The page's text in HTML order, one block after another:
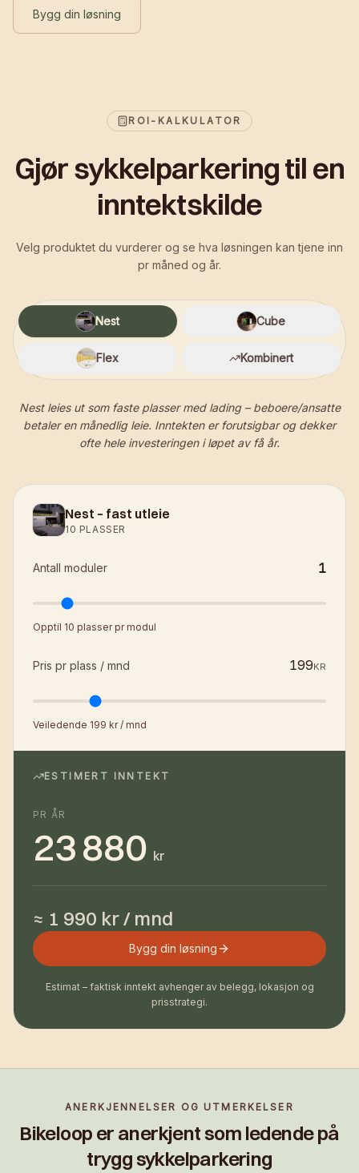
Bygg din løsning
ROI-KALKULATOR
Gjør sykkelparkering til en
inntektskilde
Velg produktet du vurderer og se hva løsningen kan tjene inn
pr måned og år.
Nest Cube
Flex Kombinert
Nest leies ut som faste plasser med lading – beboere/ansatte
betaler en månedlig leie. Inntekten er forutsigbar og dekker
ofte hele investeringen i løpet av få år.
Nest – fast utleie
10 PLASSER
Antall moduler 1
Opptil 10 plasser pr modul
Pris pr plass / mnd KR
Veiledende 199 kr / mnd
ESTIMERT INNTEKT
PR ÅR
23 880 kr
≈ 1 990 kr / mnd
Bygg din løsning
Estimat – faktisk inntekt avhenger av belegg, lokasjon og
prisstrategi.
ANERKJENNELSER OG UTMERKELSER
Bikeloop er anerkjent som ledende på
trygg sykkelparkering